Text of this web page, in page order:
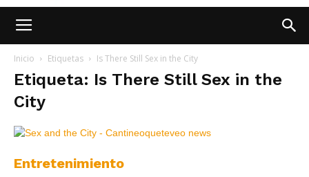
Inicio Etiquetas Is There Still Sex in the City
Etiqueta: Is There Still Sex in the
City
Entretenimiento